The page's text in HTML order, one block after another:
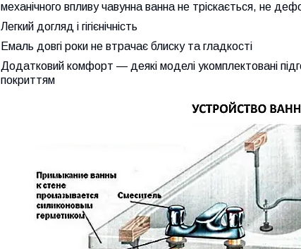
механічного впливу чавунна ванна не тріскається, не
Легкий догляд і гігієнічність
Емаль довгі роки не втрачає блиску та гладкості
Додатковий комфорт — деякі моделі укомплектовані
покриттям